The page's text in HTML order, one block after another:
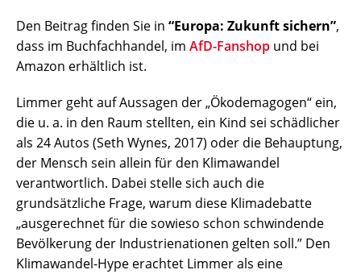
Den Beitrag finden Sie in “Europa: Zukunft sichern”,
dass im Buchfachhandel, im AfD-Fanshop und bei
Amazon erhältlich ist.
Limmer geht auf Aussagen der „Ökodemagogen“ ein,
die u. a. in den Raum stellten, ein Kind sei schädlicher
als 24 Autos (Seth Wynes, 2017) oder die Behauptung,
der Mensch sein allein für den Klimawandel
verantwortlich. Dabei stelle sich auch die
grundsätzliche Frage, warum diese Klimadebatte
„ausgerechnet für die sowieso schon schwindende
Bevölkerung der Industrienationen gelten soll.” Den
Klimawandel-Hype erachtet Limmer als eine